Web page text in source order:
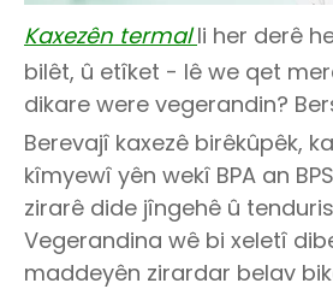
Kaxezên termalli her derê
bilêt, û etîket - lê we qet
dikare were vegerandin?
Berevajî kaxezê birêkûpêk,
kîmyewî yên wekî BPA an
zirarê dide jîngehê û
Vegerandina wê bi xeletî
maddeyên zirardar belav